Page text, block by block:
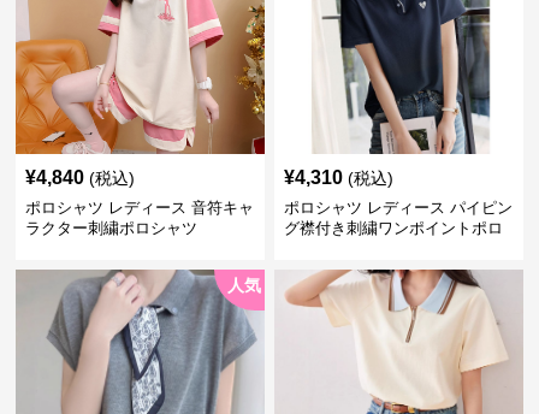
¥4,840 (税込)
ポロシャツ レディース 音符キャ
ラクター刺繍ポロシャツ
¥4,310 (税込)
ポロシャツ レディース パイピン
グ襟付き刺繍ワンポイントポロ
人気